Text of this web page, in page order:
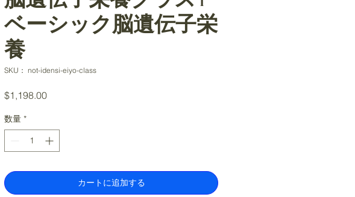
ベーシック脳遺伝子栄
養
SKU： not-idensi-eiyo-class
$1,198.00価
数量 *
カートに追加する